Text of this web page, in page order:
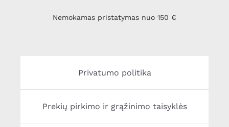
Nemokamas pristatymas nuo 150 €
Privatumo politika
Prekių pirkimo ir grąžinimo taisyklės